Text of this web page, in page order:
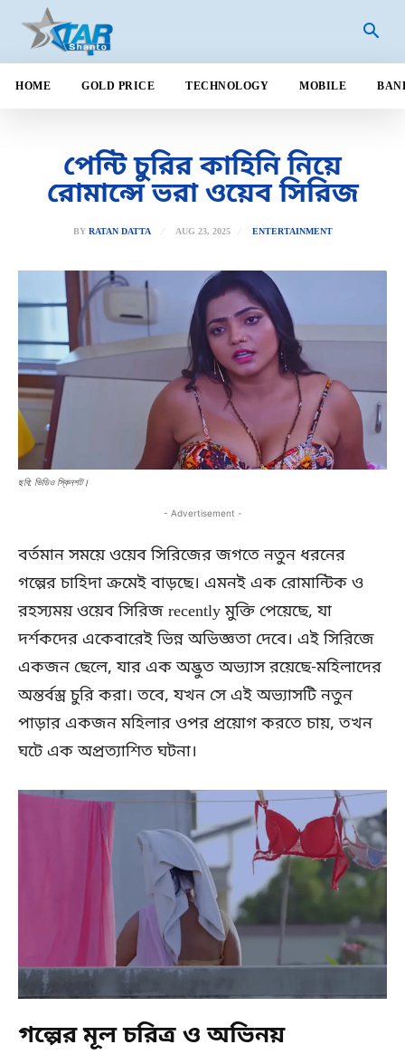
HOME GOLD PRICE TECHNOLOGY MOBILE
পেন্টি চুরির কাহিনি নিয়ে
রোমান্সে ভরা ওয়েব সিরিজ
BY RATAN DATTA AUG 23, 2025 ENTERTAINMENT
ছবি: ভিডিও স্কিনশট।
- Advertisement -
বর্তমান সময়ে ওয়েব সিরিজের জগতে নতুন ধরনের
গল্পের চাহিদা ক্রমেই বাড়ছে। এমনই এক রোমান্টিক ও
রহস্যময় ওয়েব সিরিজ recently মুক্তি পেয়েছে, যা
দর্শকদের একেবারেই ভিন্ন অভিজ্ঞতা দেবে। এই সিরিজে
একজন ছেলে, যার এক অদ্ভুত অভ্যাস রয়েছে-মহিলাদের
অন্তর্বস্ত্র চুরি করা। তবে, যখন সে এই অভ্যাসটি নতুন
পাড়ার একজন মহিলার ওপর প্রয়োগ করতে চায়, তখন
ঘটে এক অপ্রত্যাশিত ঘটনা।
গল্পের মূল চরিত্র ও অভিনয়